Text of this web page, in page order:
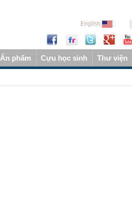
English
Ấn phẩm Cựu học sinh Thư viện